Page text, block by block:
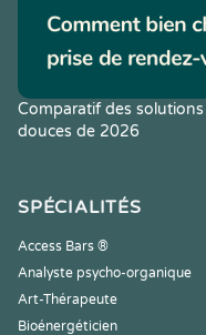
Comparatif des
douces de 2026
SPÉCIALITÉS
Access Bars ®
Analyste psycho-organique
Art-Thérapeute
Bioénergéticien